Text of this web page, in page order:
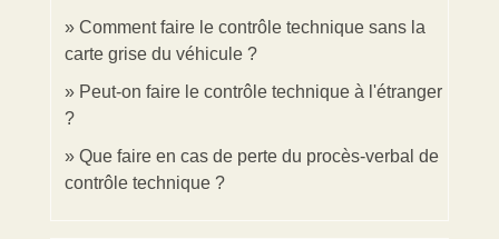
Comment faire le contrôle technique sans la
carte grise du véhicule ?
Peut-on faire le contrôle technique à l'étranger
?
Que faire en cas de perte du procès-verbal de
contrôle technique ?